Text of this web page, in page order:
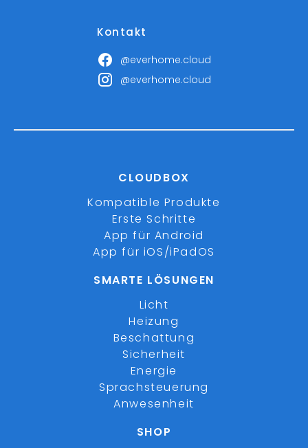
Kontakt
@everhome.cloud
@everhome.cloud
CLOUDBOX
Kompatible Produkte
Erste Schritte
App für Android
App für iOS/iPadOS
SMARTE LÖSUNGEN
Licht
Heizung
Beschattung
Sicherheit
Energie
Sprachsteuerung
Anwesenheit
SHOP